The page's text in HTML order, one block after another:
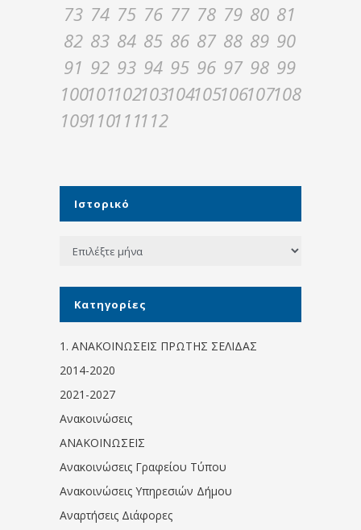
73 74 75 76 77 78 79 80 81
82 83 84 85 86 87 88 89 90
91 92 93 94 95 96 97 98 99
100101102103104105106107108
109110111112
Ιστορικό
Ιστορικό
Kατηγορίες
1. ΑΝΑΚΟΙΝΩΣΕΙΣ ΠΡΩΤΗΣ ΣΕΛΙΔΑΣ
2014-2020
2021-2027
Ανακοινώσεις
ΑΝΑΚΟΙΝΩΣΕΙΣ
Ανακοινώσεις Γραφείου Τύπου
Ανακοινώσεις Υπηρεσιών Δήμου
Αναρτήσεις Διάφορες